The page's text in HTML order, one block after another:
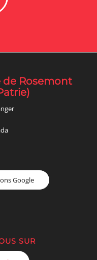
de Rosemont
Google
SUR